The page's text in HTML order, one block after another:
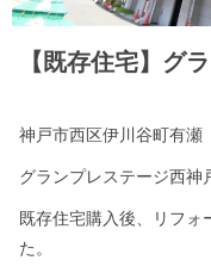
【既存住宅】グ
神戸市西区伊川谷町有瀬
グランプレステージ西神
既存住宅購入後、リフォ
た。